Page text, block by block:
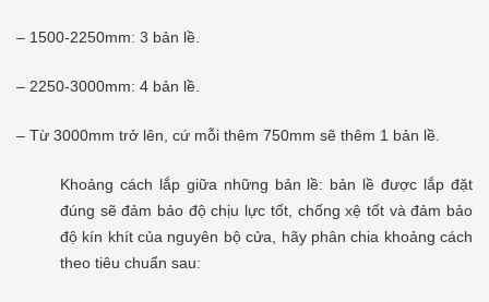
– 1500-2250mm: 3 bản lề.
– 2250-3000mm: 4 bản lề.
– Từ 3000mm trở lên, cứ mỗi thêm 750mm sẽ thêm 1 bản lề.
Khoảng cách lắp giữa những bản lề: bản lề được lắp đặt
đúng sẽ đảm bảo độ chịu lực tốt, chống xệ tốt và đảm bảo
độ kín khít của nguyên bộ cửa, hãy phân chia khoảng cách
theo tiêu chuẩn sau: